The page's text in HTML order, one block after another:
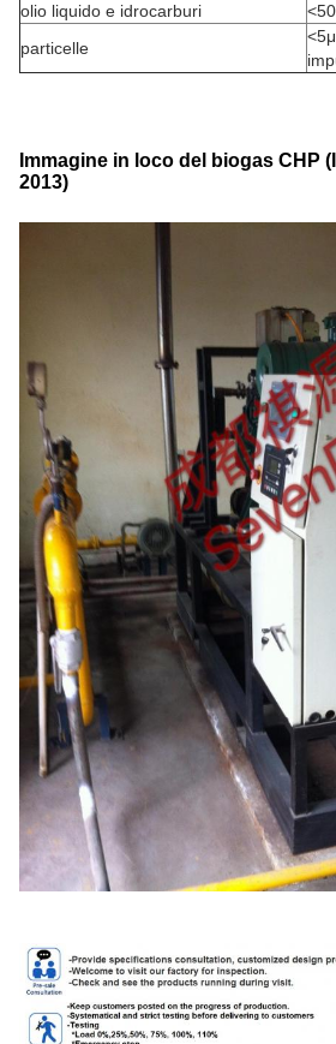
olio liquido e idrocarburi
particelle
Immagine in loco del biogas CHP
2013)